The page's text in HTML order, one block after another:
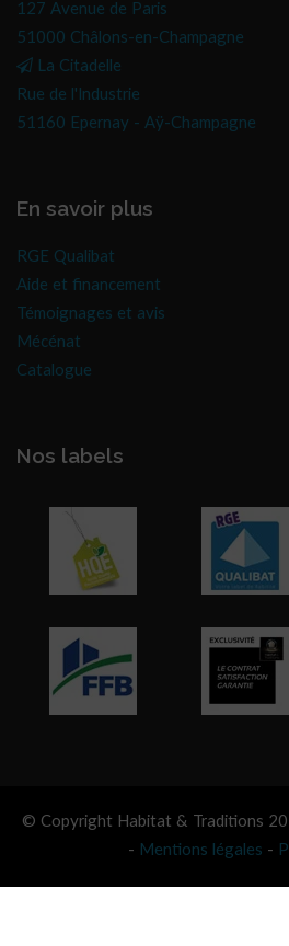
127 Avenue de Paris
51000 Châlons-en-Champagne
La Citadelle
Rue de l'Industrie
51160 Epernay - Aÿ-Champagne
En savoir plus
RGE Qualibat
Aide et financement
Témoignages et avis
Mécénat
Catalogue
Nos labels
© Copyright Habitat & Traditions
- Mentions légales -